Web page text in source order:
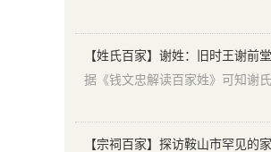
【姓氏百家】谢姓：旧时王谢前
【宗祠百家】探访鞍山市罕见